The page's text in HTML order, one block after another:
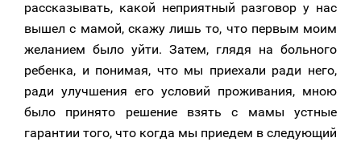
рассказывать, какой неприятный разговор у нас
вышел с мамой, скажу лишь то, что первым моим
желанием было уйти. Затем, глядя на больного
ребенка, и понимая, что мы приехали ради него,
ради улучшения его условий проживания, мною
было принято решение взять с мамы устные
гарантии того, что когда мы приедем в следующий